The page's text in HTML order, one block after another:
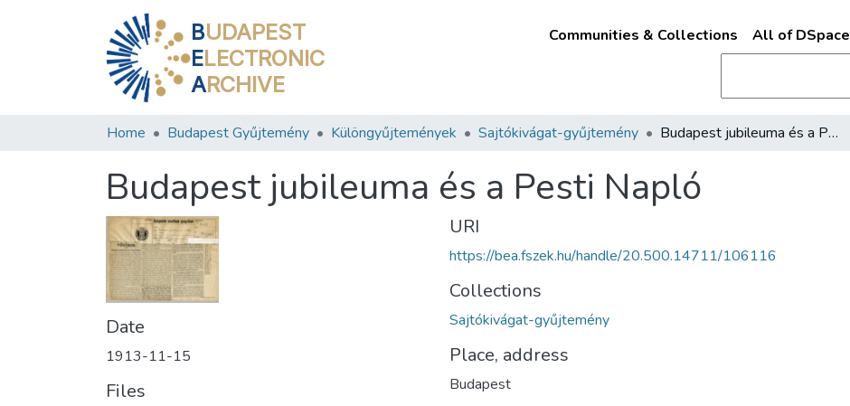
BUDAPEST
ELECTRONIC
ARCHIVE
Communities & Collections All of DSpace
Home Budapest Gyűjtemény Különgyűjtemények Sajtókivágat-gyűjtemény Budapest jubileuma és a Pesti Napló
Budapest jubileuma és a Pesti Napló
Date
1913-11-15
Files
URI
https://bea.fszek.hu/handle/20.500.14711/106116
Collections
Sajtókivágat-gyűjtemény
Place, address
Budapest